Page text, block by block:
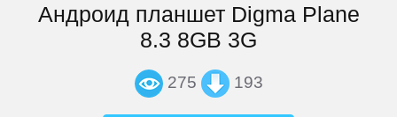
Андроид планшет Digma Plane
8.3 8GB 3G
275 193